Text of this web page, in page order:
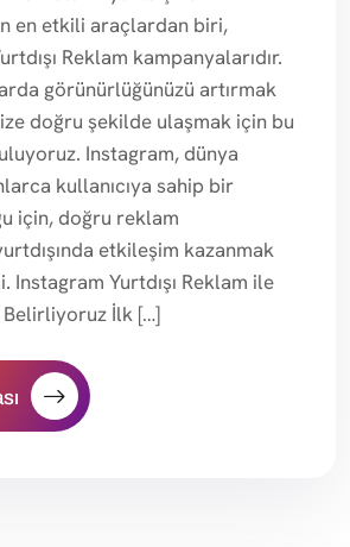
en etkili araçlardan biri,
Reklam kampanyalarıdır.
görünürlüğünüzü artırmak
doğru şekilde ulaşmak için bu
Instagram, dünya
kullanıcıya sahip bir
için, doğru reklam
etkileşim kazanmak
Instagram Yurtdışı Reklam ile
İlk […]